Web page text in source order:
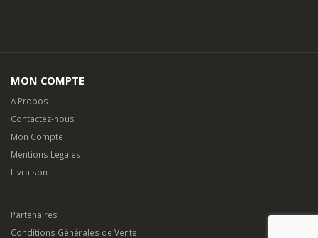
MON COMPTE
A Propos
Contactez-nous
Mon Compte
Mentions Légales
Livraison
Partenaires
Conditions Générales de Vente